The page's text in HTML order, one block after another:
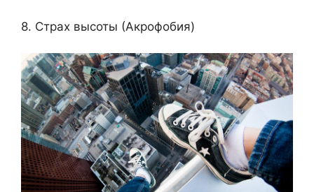
8. Страх высоты (Акрофобия)